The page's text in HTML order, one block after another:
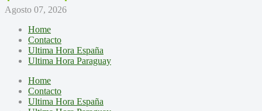
Agosto 07, 2026
Home
Contacto
Ultima Hora España
Ultima Hora Paraguay
Home
Contacto
Ultima Hora España